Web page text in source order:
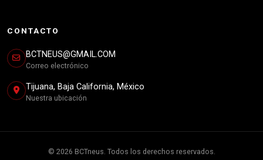
CONTACTO
BCTNEUS@GMAIL.COM
Correo electrónico
Tijuana, Baja California, México
Nuestra ubicación
© 2026 BCTneus. Todos los derechos reservados.